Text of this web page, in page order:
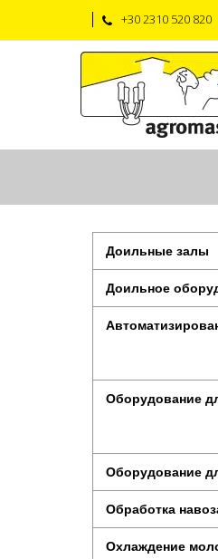
+30 2310 520 820
Доильные залы
Доильное
Оборудование
Оборудование
Обработка
Охлаждение